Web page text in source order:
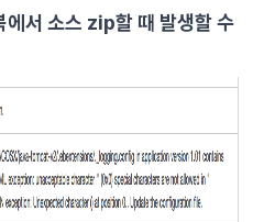
서 소스 zip할 때 발생할 수